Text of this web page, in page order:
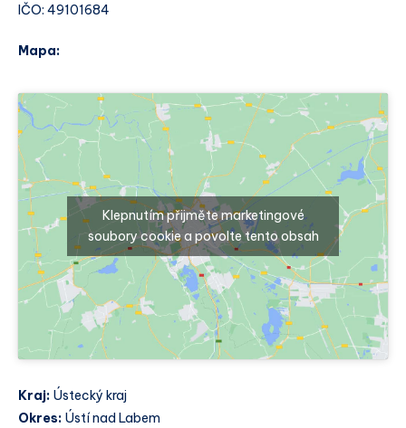
IČO: 49101684
Mapa:
Klepnutím přijměte marketingové
soubory cookie a povolte tento obsah
Kraj: Ústecký kraj
Okres: Ústí nad Labem